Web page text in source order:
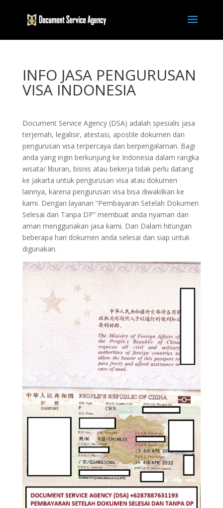
INFO JASA PENGURUSAN
VISA INDONESIA
Document Service Agency (DSA) adalah spesialis jasa
terjemah, legalisir, atestasi, apostile dokumen dan
pengurusan visa terpercaya dan berpengalaman. Bagi
anda yang ingin berkunjung ke Indonesia dalam rangka
wisata/ liburan, bisnis atau bekerja tidak perlu datang
ke Jakarta untuk pengurusan visa atau dokumen
lainnya, karena pengurusan visa bisa diwakilkan ke
kami. Dengan layanan “Pembayaran Setelah Dokumen
Selesai dan Tanpa DP” membuat anda nyaman dan
aman menggunakan jasa kami. Dan Dalam hitungan
beberapa hari dokumen anda selesai dan siap untuk
digunakan.